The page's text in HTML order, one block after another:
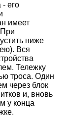
- его
имеет
ниже
Вся
Тележку
троса. Один
через блок
и, вновь
у конца